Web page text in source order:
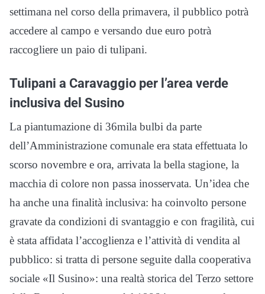
settimana nel corso della primavera, il pubblico potrà
accedere al campo e versando due euro potrà
raccogliere un paio di tulipani.
Tulipani a Caravaggio per l’area verde
inclusiva del Susino
La piantumazione di 36mila bulbi da parte
dell’Amministrazione comunale era stata effettuata lo
scorso novembre e ora, arrivata la bella stagione, la
macchia di colore non passa inosservata. Un’idea che
ha anche una finalità inclusiva: ha coinvolto persone
gravate da condizioni di svantaggio e con fragilità, cui
è stata affidata l’accoglienza e l’attività di vendita al
pubblico: si tratta di persone seguite dalla cooperativa
sociale «Il Susino»: una realtà storica del Terzo settore